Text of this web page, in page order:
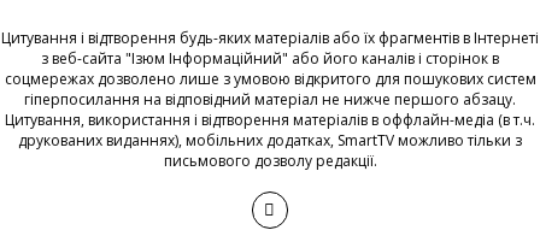
Цитування і відтворення будь-яких матеріалів або їх фрагментів в Інтернеті
з веб-сайта "Ізюм Інформаційний" або його каналів і сторінок в
соцмережах дозволено лише з умовою відкритого для пошукових систем
гіперпосилання на відповідний матеріал не нижче першого абзацу.
Цитування, використання і відтворення матеріалів в оффлайн-медіа (в т.ч.
друкованих виданнях), мобільних додатках, SmartTV можливо тільки з
письмового дозволу редакції.